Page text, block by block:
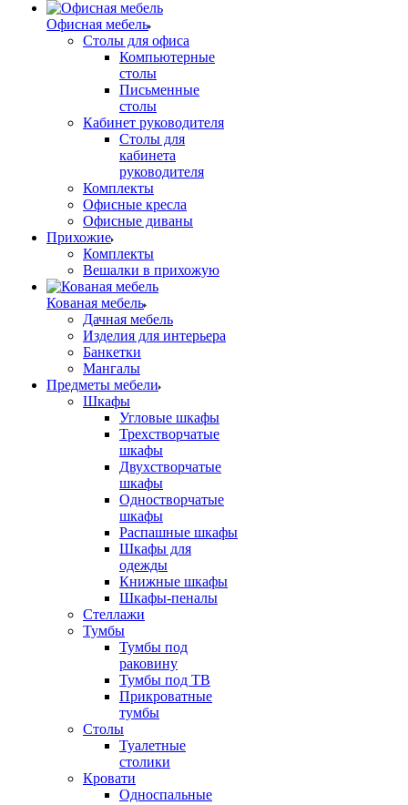
Офисная мебель
Столы для офиса
Компьютерные
столы
Письменные
столы
Кабинет руководителя
Столы для
кабинета
руководителя
Комплекты
Офисные кресла
Офисные диваны
Прихожие
Комплекты
Вешалки в прихожую
Кованая мебель
Дачная мебель
Изделия для интерьера
Банкетки
Мангалы
Предметы мебели
Шкафы
Угловые шкафы
Трехстворчатые
шкафы
Двухстворчатые
шкафы
Одностворчатые
шкафы
Распашные шкафы
Шкафы для
одежды
Книжные шкафы
Шкафы-пеналы
Стеллажи
Тумбы
Тумбы под
раковину
Тумбы под ТВ
Прикроватные
тумбы
Столы
Туалетные
столики
Кровати
Односпальные